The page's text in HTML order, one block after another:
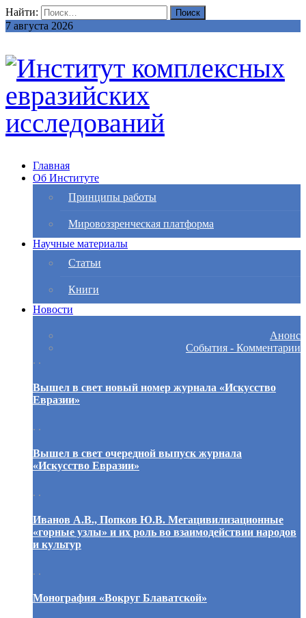
Найти:
7 августа 2026
Главная
Об Институте
Принципы работы
Мировоззренческая платформа
Научные материалы
Статьи
Книги
Новости
Анонс
События - Комментарии
. .
Вышел в свет новый номер журнала «Искусство
Евразии»
. .
Вышел в свет очередной выпуск журнала
«Искусство Евразии»
. .
Иванов А.В., Попков Ю.В. Мегацивилизационные
«горные узлы» и их роль во взаимодействии народов
и культур
. .
Монография «Вокруг Блаватской»